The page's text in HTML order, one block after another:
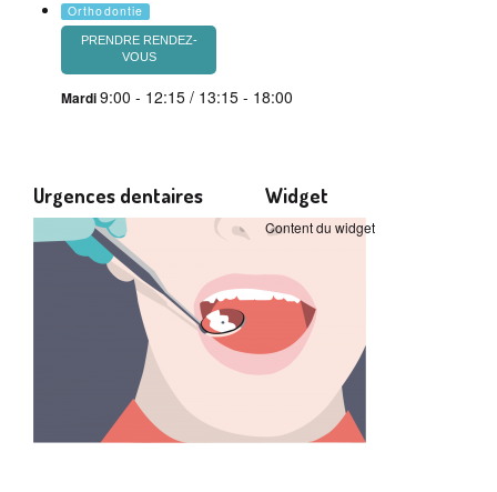
Orthodontie
PRENDRE RENDEZ-
VOUS
Mardi9:00 - 12:15 / 13:15 - 18:00
Urgences dentaires Widget
Content du widget